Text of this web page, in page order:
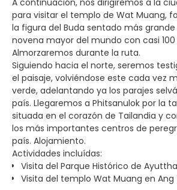
para visitar el templo de Wat Muang,
la figura del Buda sentado más
novena mayor del mundo con casi
Almorzaremos durante la ruta.
Siguiendo hacia el norte, seremos
el paisaje, volviéndose este cada vez
verde, adelantando ya los parajes
país. Llegaremos a Phitsanulok por la
situada en el corazón de Tailandia y
los más importantes centros de
país. Alojamiento.
Actividades incluídas:
Visita del Parque Histórico de
Visita del templo Wat Muang en Ang